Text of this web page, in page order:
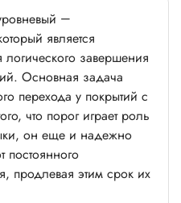
—
является
завершения
Основная задача
перехода у покрытий с
что порог играет роль
он еще и надежно
постоянного
продлевая этим срок их